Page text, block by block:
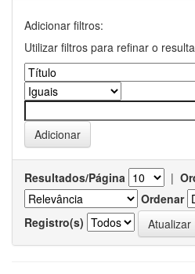
Adicionar filtros:
Utilizar filtros para refinar o
Resultados/Página |
Ordenar
Registro(s)